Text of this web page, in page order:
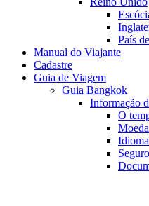
País
Manual do Viajante
Cadastre
Guia de Viagem
Guia Bangkok
Informação
O